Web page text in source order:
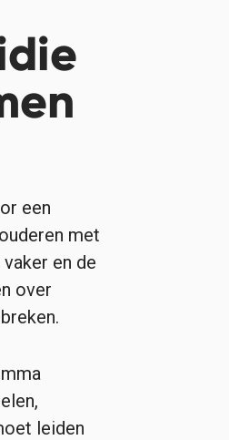
een
met
en de
over
leiden